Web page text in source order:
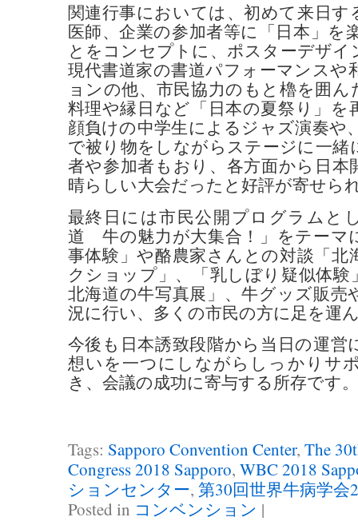
関連行事においては、初めて来日す
医師、企業の参加者等に「日本」を
とをコンセプトに、ポスターデザイ
現代書道家の書道パフォーマンスや
ョンの他、市民協力のもと櫓を囲ん
料理や縁日など「日本の夏祭り」を
顔負けの中学生によるジャズ演奏や
で被り物をしながらステージに一緒
者や参加者もおり、各方面から日本
晴らしい大会だったと好評が寄せら
最終日には市民公開プログラムと
道 牛の魅力が大集合！」をテーマ
事体験」や酪農家さんとの対談「北
クショップ」、「乳しぼり疑似体験
北海道の牛写真展」、牛グッズ販売
況に行い、多くの市民の方に足を運
今後も日本誘致段階から当日の運営
想いを一つにしながらしっかりサ
き、会議の成功に寄与する所存です。
Tags: Sapporo Convention Center, The
Congress 2018 Sapporo, WBC 2018
ションセンター, 第30回世界牛病学会
Posted in コンベンション |